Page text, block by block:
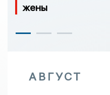
жены
АВГУСТ